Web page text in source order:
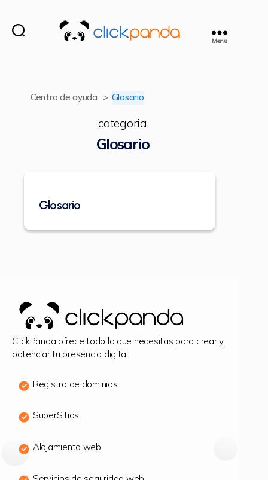
Menu
Centro de ayuda > Glosario
categoria
Glosario
Glosario
ClickPanda ofrece todo lo que necesitas para crear y
potenciar tu presencia digital:
Registro de dominios
SuperSitios
Alojamiento web